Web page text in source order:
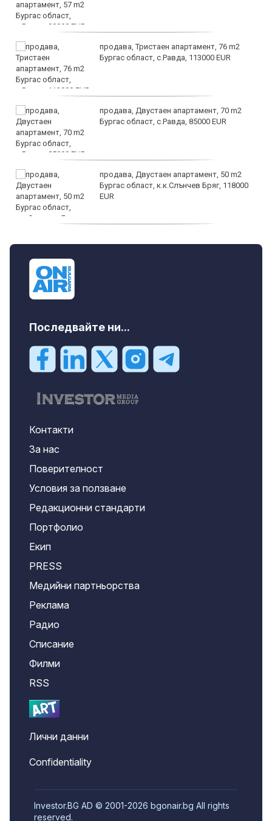
продава, Тристаен апартамент, 76 m2
Бургас област, с.Равда, 113000 EUR
продава, Двустаен апартамент, 70 m2
Бургас област, с.Равда, 85000 EUR
продава, Двустаен апартамент, 50 m2
Бургас област, к.к.Слънчев Бряг, 118000
EUR
Последвайте ни...
Контакти
За нас
Поверителност
Условия за ползване
Редакционни стандарти
Портфолио
Екип
PRESS
Медийни партньорства
Реклама
Радио
Списание
Филми
RSS
Лични данни
Confidentiality
Investor.BG AD © 2001-2026 bgonair.bg All rights
reserved.